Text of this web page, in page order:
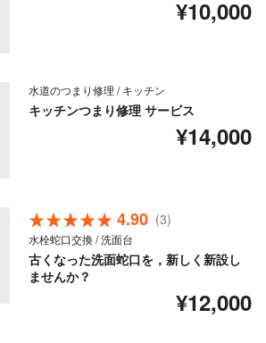
¥10,000
水道のつまり修理 / キッチン
キッチンつまり修理 サービス
¥14,000
4.90 (3)
水栓蛇口交換 / 洗面台
古くなった洗面蛇口を，新しく新設し
ませんか？
¥12,000